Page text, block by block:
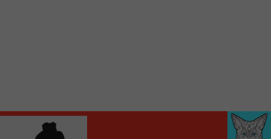
locale vous sont maintenant accessibles en un clic!
Audio